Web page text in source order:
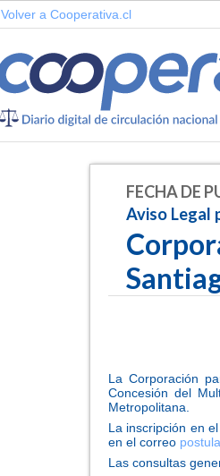
Volver a Cooperativa.cl
FECHA DE
Aviso Legal
La Corporación
Concesión del
Metropolitana.
La inscripción en
en el correo
Las consultas